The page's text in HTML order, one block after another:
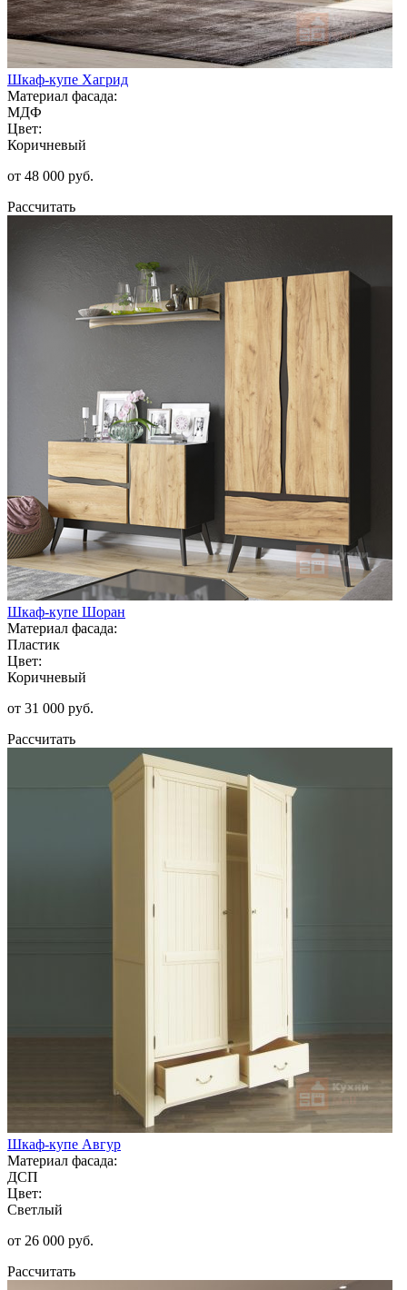
Шкаф-купе Хагрид
Материал фасада:
МДФ
Цвет:
Коричневый
от 48 000 руб.
Рассчитать
Шкаф-купе Шоран
Материал фасада:
Пластик
Цвет:
Коричневый
от 31 000 руб.
Рассчитать
Шкаф-купе Авгур
Материал фасада:
ДСП
Цвет:
Светлый
от 26 000 руб.
Рассчитать